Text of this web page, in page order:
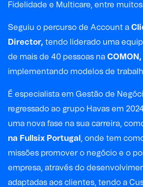
Fidelidade e Multicare, entre
Seguiu o percurso de Account a
Director, tendo liderado uma
de mais de 40 pessoas na COMON,
implementando modelos de
É especialista em Gestão de
regressado ao grupo Havas em
uma nova fase na sua carreira,
na Fullsix Portugal , onde tem
missões promover o negócio e o
empresa, através do
adaptadas aos clientes, tendo a